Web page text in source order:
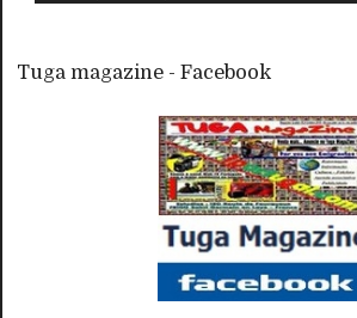
Tuga magazine - Facebook